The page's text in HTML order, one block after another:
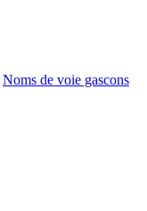
Noms de voie gascons